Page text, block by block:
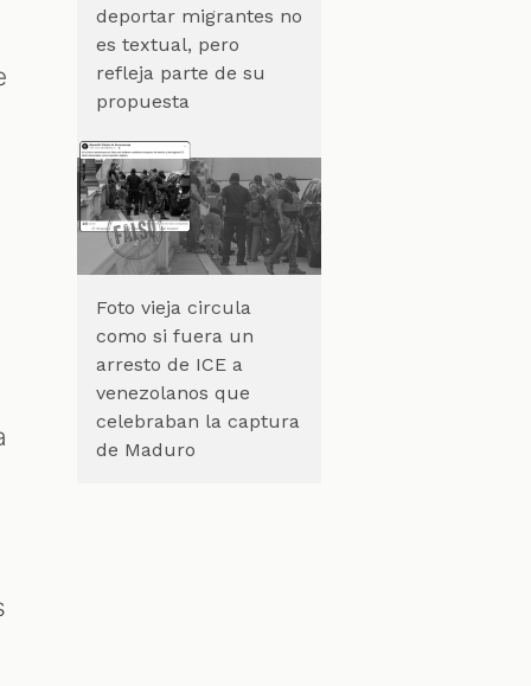
deportar migrantes no
es textual, pero
refleja parte de su
propuesta
Foto vieja circula
como si fuera un
arresto de ICE a
venezolanos que
celebraban la captura
de Maduro